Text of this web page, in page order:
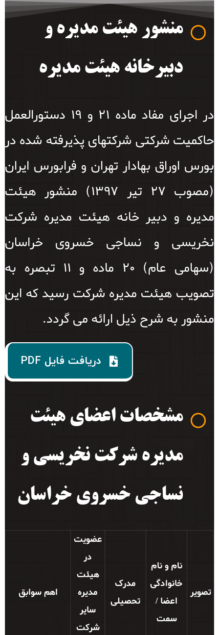
منشور هیئت مدیره و
دبیرخانه هیئت مدیره
در اجرای مفاد ماده ۲۱ و ۱۹ دستورالعمل
حاکمیت شرکتی شرکتهای پذیرفته شده در
بورس اوراق بهادار تهران و فرابورس ایران
(مصوب ۲۷ تیر ۱۳۹۷) منشور هیئت
مدیره و دبیر خانه هیئت مدیره شرکت
نخریسی و نساجی خسروی خراسان
(سهامی عام) ۲۰ ماده و ۱۱ تبصره به
تصویب هیئت مدیره شرکت رسید که این
منشور به شرح ذیل ارائه می گردد.
دریافت فایل PDF
مشخصات اعضای هیئت
مدیره شرکت نخریسی و
نساجی خسروی خراسان
تصویر
نام و نام
خانوادگی
اعضا /
سمت
مدرک
تحصیلی
عضویت
در
هیئت
مدیره
سایر
شرکت
اهم سوابق